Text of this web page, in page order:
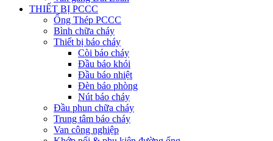
THIẾT BỊ PCCC
Ống Thép PCCC
Bình chữa cháy
Thiết bị báo cháy
Còi báo cháy
Đầu báo khói
Đầu báo nhiệt
Đèn báo phòng
Nút báo cháy
Đầu phun chữa cháy
Trung tâm báo cháy
Van công nghiệp